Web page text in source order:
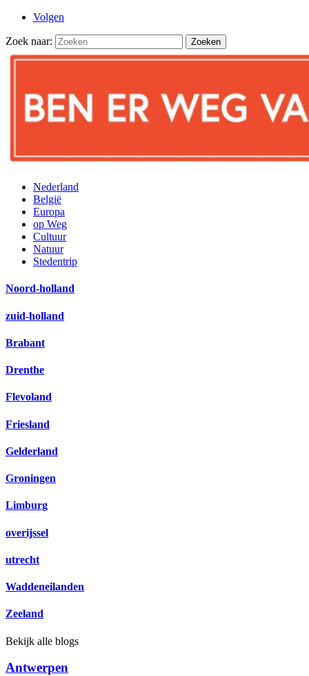
Volgen
Zoek naar:
Nederland
België
Europa
op Weg
Cultuur
Natuur
Stedentrip
Noord-holland
zuid-holland
Brabant
Drenthe
Flevoland
Friesland
Gelderland
Groningen
Limburg
overijssel
utrecht
Waddeneilanden
Zeeland
Bekijk alle blogs
Antwerpen